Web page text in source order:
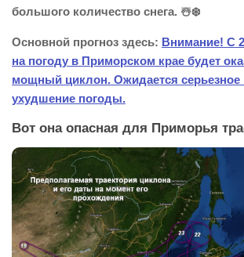
большого количество снега. ☃️❄️
Основной прогноз здесь: Внимание! С
на погоду в Приморском крае будет
мощный циклон. Ожидается серьезное
ухудшение погоды.
Вот она опасная для Приморья